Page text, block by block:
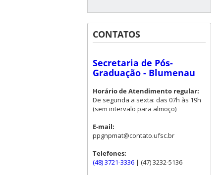
CONTATOS
Secretaria de Pós-
Graduação - Blumenau
Horário de Atendimento regular:
De segunda a sexta: das 07h às 19h
(sem intervalo para almoço)
E-mail:
ppgnpmat@contato.ufsc.br
Telefones:
(48) 3721-3336| (47) 3232-5136